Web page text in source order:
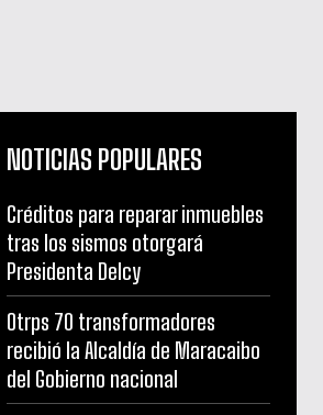
NOTICIAS POPULARES
Créditos para reparar inmuebles
tras los sismos otorgará
Presidenta Delcy
Otrps 70 transformadores
recibió la Alcaldía de Maracaibo
del Gobierno nacional